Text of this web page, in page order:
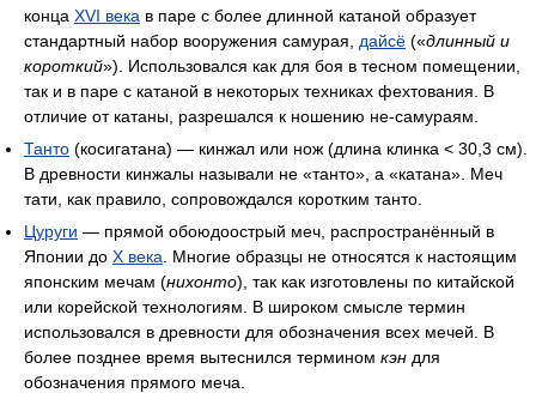
конца XVI века в паре с более длинной катаной образует
стандартный набор вооружения самурая, дайсё («длинный и
короткий»). Использовался как для боя в тесном помещении,
так и в паре с катаной в некоторых техниках фехтования. В
отличие от катаны, разрешался к ношению не-самураям.
Танто (косигатана) — кинжал или нож (длина клинка < 30,3 см).
В древности кинжалы называли не «танто», а «катана». Меч
тати, как правило, сопровождался коротким танто.
Цуруги — прямой обоюдоострый меч, распространённый в
Японии до X века . Многие образцы не относятся к настоящим
японским мечам (нихонто), так как изготовлены по китайской
или корейской технологиям. В широком смысле термин
использовался в древности для обозначения всех мечей. В
более позднее время вытеснился термином кэн для
обозначения прямого меча.